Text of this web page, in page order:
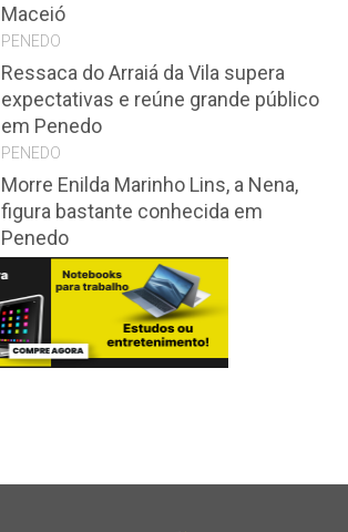
Maceió
PENEDO
Ressaca do Arraiá da Vila supera
expectativas e reúne grande público
em Penedo
PENEDO
Morre Enilda Marinho Lins, a Nena,
figura bastante conhecida em
Penedo